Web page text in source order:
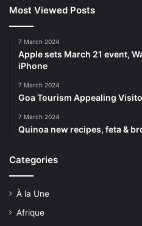
Most Viewed Posts
7 March 2024
Apple sets March 21 event,
iPhone
7 March 2024
Goa Tourism Appealing
7 March 2024
Quinoa new recipes, feta &
Categories
À la Une
Afrique